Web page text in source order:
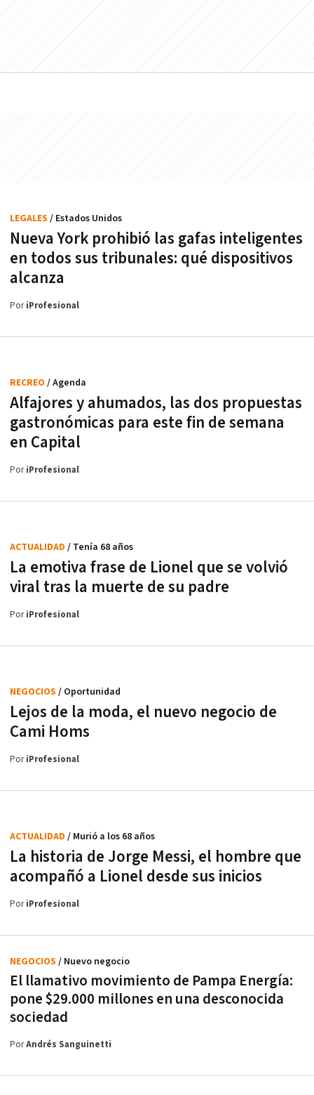
Nueva York prohibió las gafas inteligentes
en todos sus tribunales: qué dispositivos
alcanza
LEGALES / Estados Unidos
PoriProfesional
Alfajores y ahumados, las dos propuestas
gastronómicas para este fin de semana
en Capital
RECREO / Agenda
PoriProfesional
La emotiva frase de Lionel que se volvió
viral tras la muerte de su padre
ACTUALIDAD / Tenía 68 años
PoriProfesional
Lejos de la moda, el nuevo negocio de
Cami Homs
NEGOCIOS / Oportunidad
PoriProfesional
La historia de Jorge Messi, el hombre que
acompañó a Lionel desde sus inicios
ACTUALIDAD / Murió a los 68 años
PoriProfesional
El llamativo movimiento de Pampa Energía:
pone $29.000 millones en una desconocida
sociedad
NEGOCIOS / Nuevo negocio
PorAndrés Sanguinetti